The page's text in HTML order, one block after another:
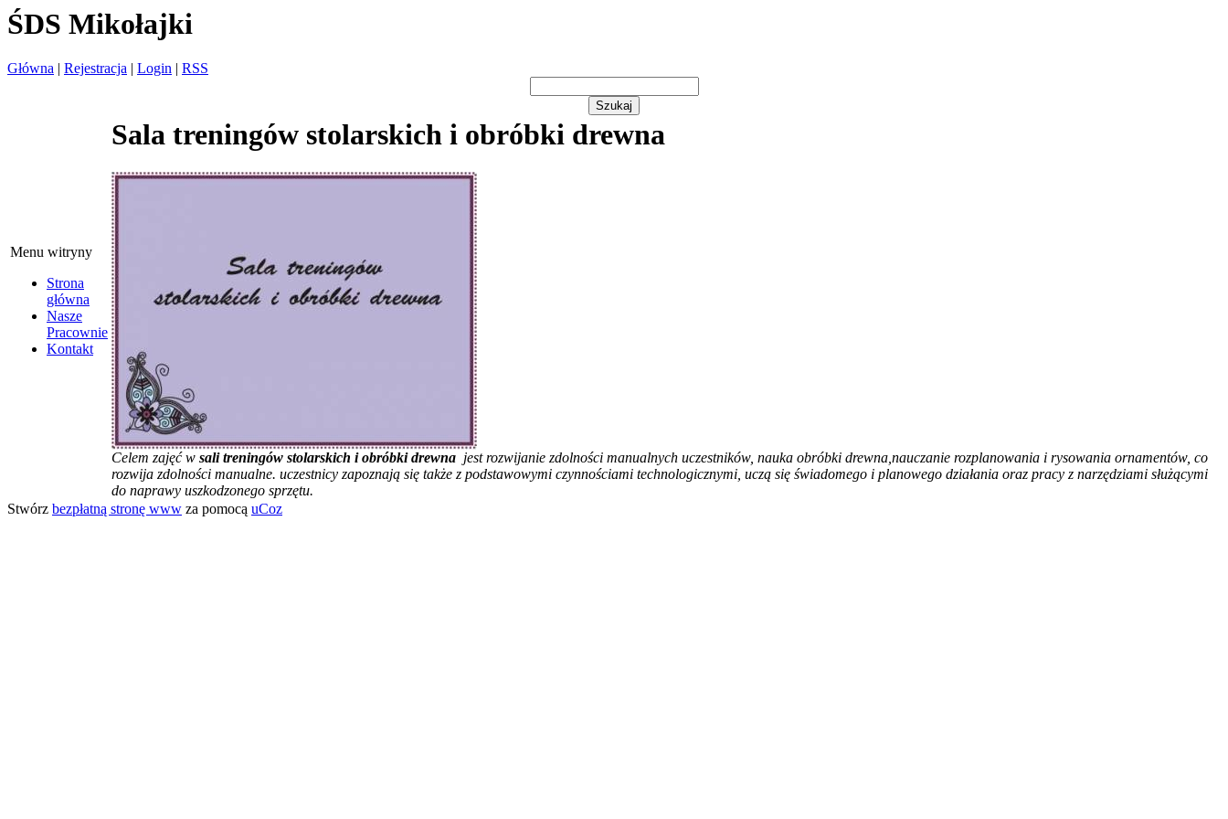
ŚDS Mikołajki
Główna | Rejestracja | Login | RSS
Menu witryny
Strona
główna
Nasze
Pracownie
Kontakt
Sala treningów stolarskich i obróbki drewna
Celem zajęć w sali treningów stolarskich i obróbki drewna jest rozwijanie zdolności manualnych uczestników, nauka obróbki drewna,nauczanie rozplanowania i rysowania ornamentów, co
rozwija zdolności manualne. uczestnicy zapoznają się także z podstawowymi czynnościami technologicznymi, uczą się świadomego i planowego działania oraz pracy z narzędziami służącymi
do naprawy uszkodzonego sprzętu.
Stwórz bezpłatną stronę www za pomocą uCoz